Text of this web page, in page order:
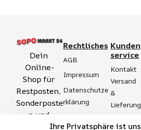
Ihre Privatsphäre ist
Dein
Online-
Shop für
Restposten,
Sonderposte
n und
Aktionsartik
Rechtliches
AGB
Impressum
Datenschutze
rklärung
Kunden
service
Kontakt
Versand
&
Lieferung